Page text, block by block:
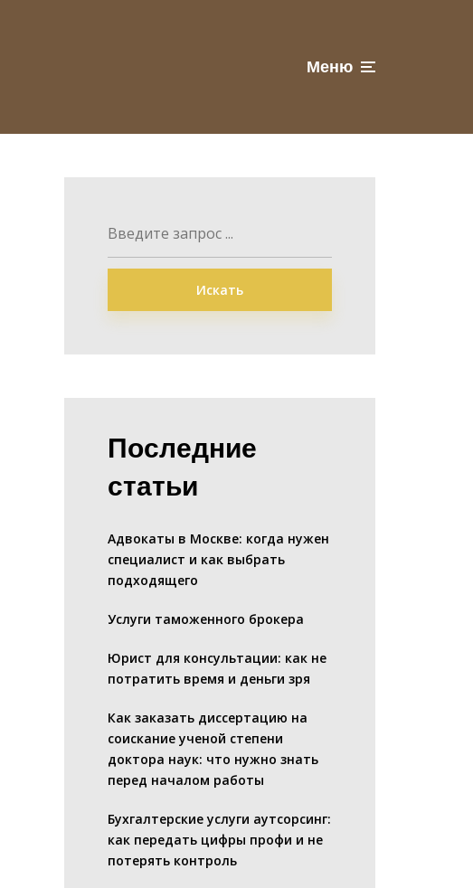
Меню
Искать
Последние
статьи
Адвокаты в Москве: когда нужен
специалист и как выбрать
подходящего
Услуги таможенного брокера
Юрист для консультации: как не
потратить время и деньги зря
Как заказать диссертацию на
соискание ученой степени
доктора наук: что нужно знать
перед началом работы
Бухгалтерские услуги аутсорсинг:
как передать цифры профи и не
потерять контроль